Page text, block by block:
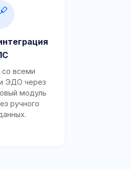
со всеми
ЭДО через
модуль
ручного